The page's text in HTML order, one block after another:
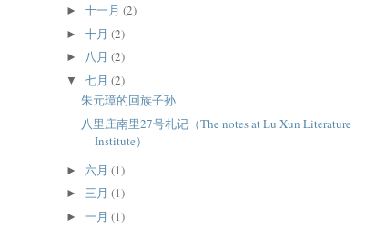
►十一月(2)
►十月(2)
► 八月(2)
▼七月(2)
朱元璋的回族子孙
八里庄南里27号札记（The notes at Lu Xun Literature
Institute）
► 六月(1)
►三月(1)
►一月(1)